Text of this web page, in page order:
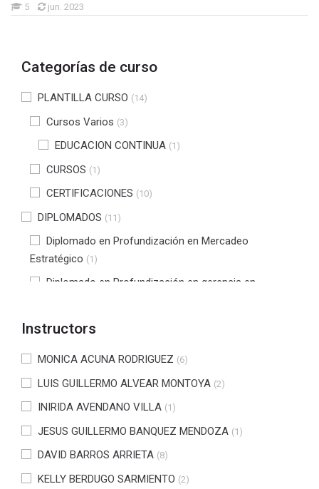
5 jun. 2023
Categorías de curso
PLANTILLA CURSO (14)
Cursos Varios (3)
EDUCACION CONTINUA (1)
CURSOS (1)
CERTIFICACIONES (10)
DIPLOMADOS (11)
Diplomado en Profundización en Mercadeo
Estratégico (1)
Diplomado en Profundización en gerencia en
Diplomado en tecnologías de software para la
Diplomado en NIIF(3)
Diplomado en profundización en gestión tributaria
DIPLOMADO PROFUNDIZACIÓN EN INTERVENCIÓN
PSICOSOCIAL (1)
Diplomado en Revisión Fiscal y Auditoría
Diplomado en Direccionamiento Estratégico
Instructors
MONICA ACUNA RODRIGUEZ (6)
LUIS GUILLERMO ALVEAR MONTOYA (2)
INIRIDA AVENDANO VILLA (1)
JESUS GUILLERMO BANQUEZ MENDOZA (1)
DAVID BARROS ARRIETA (8)
KELLY BERDUGO SARMIENTO (2)